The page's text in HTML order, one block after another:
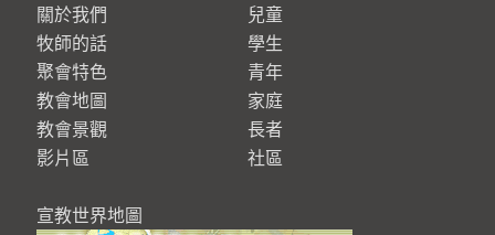
關於我們
牧師的話
聚會特色
教會地圖
教會景觀
影片區
宣教世界地圖
兒童
學生
青年
家庭
長者
社區